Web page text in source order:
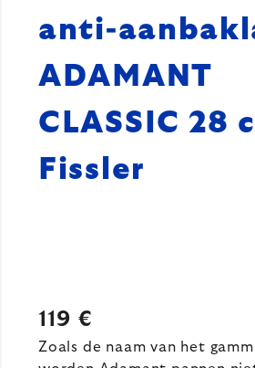
anti-
ADAMANT
CLASSIC 28
Fissler
119 €
Zoals de naam van het